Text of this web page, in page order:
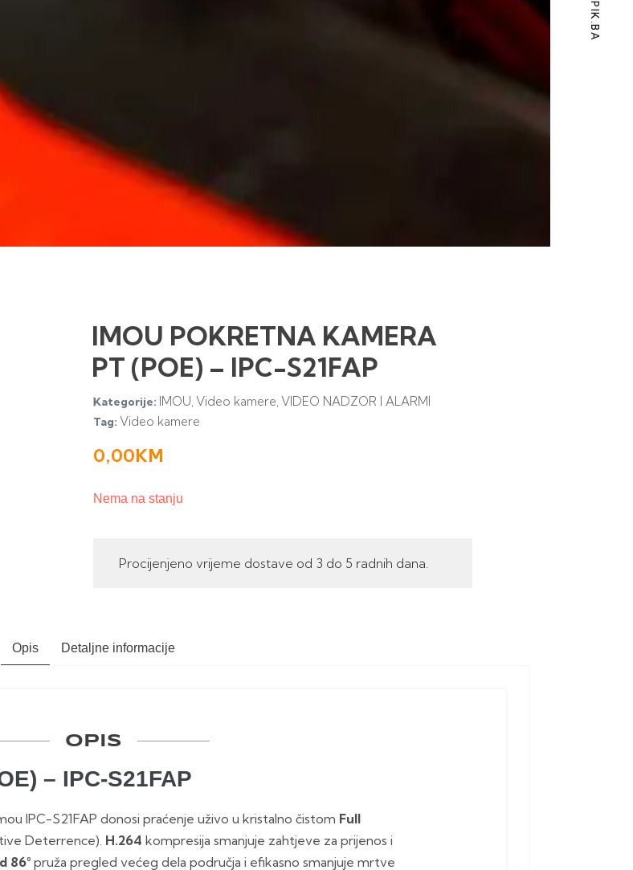
IMOU POKRETNA KAMERA
PT (POE) – IPC-S21FAP
Kategorije: IMOU, Video kamere, VIDEO NADZOR I ALARMI
Tag: Video kamere
0,00KM
Nema na stanju
Procijenjeno vrijeme dostave od 3 do 5 radnih dana.
Opis Detaljne informacije
OPIS
– IPC-S21FAP
IPC-S21FAP donosi praćenje uživo u kristalno čistom Full
Deterrence). H.264 kompresija smanjuje zahtjeve za prijenos i
86°pruža pregled većeg dela područja i efikasno smanjuje mrtve
PIK.BA